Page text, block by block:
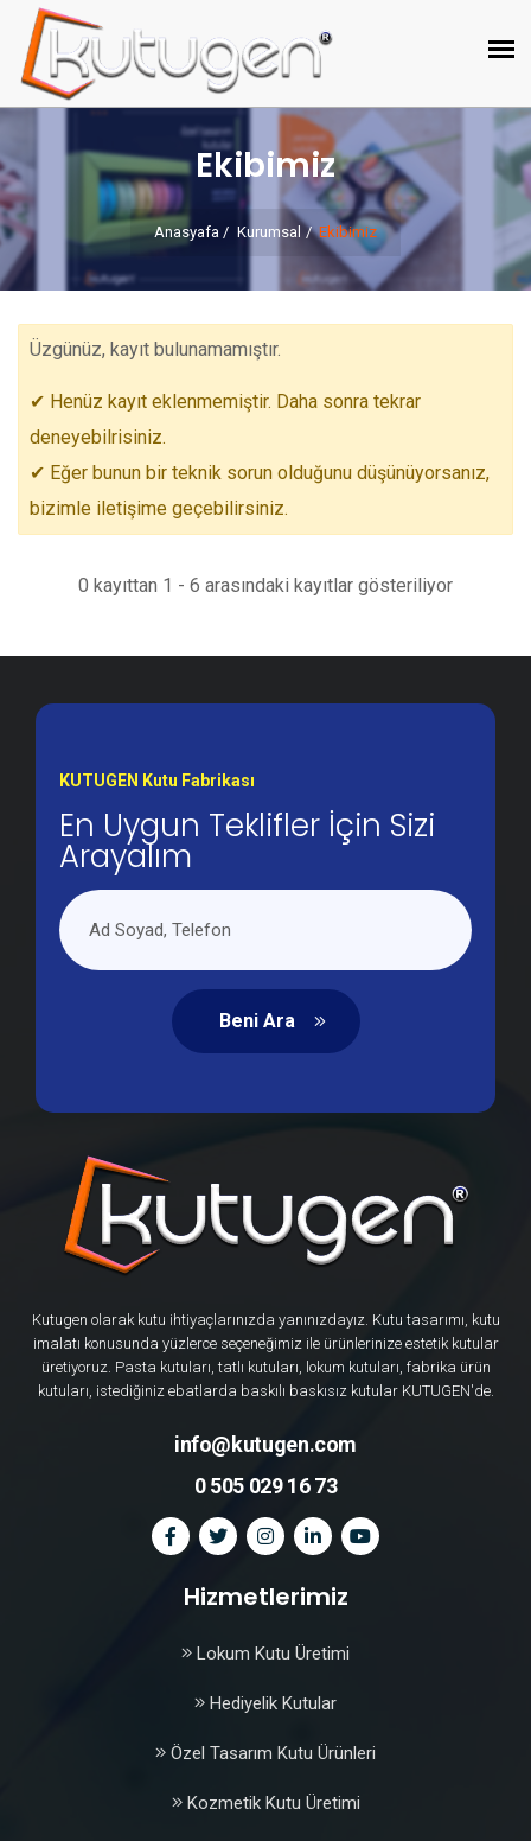
Ekibimiz
Anasyafa Kurumsal Ekibimiz
Üzgünüz, kayıt bulunamamıştır.
✔ Henüz kayıt eklenmemiştir. Daha sonra tekrar
deneyebilrisiniz.
✔ Eğer bunun bir teknik sorun olduğunu düşünüyorsanız,
bizimle iletişime geçebilirsiniz.
0 kayıttan 1 - 6 arasındaki kayıtlar gösteriliyor
KUTUGEN Kutu Fabrikası
En Uygun Teklifler İçin Sizi
Arayalım
Beni Ara
Kutugen olarak kutu ihtiyaçlarınızda yanınızdayız. Kutu tasarımı, kutu
imalatı konusunda yüzlerce seçeneğimiz ile ürünlerinize estetik kutular
üretiyoruz. Pasta kutuları, tatlı kutuları, lokum kutuları, fabrika ürün
kutuları, istediğiniz ebatlarda baskılı baskısız kutular KUTUGEN'de.
info@kutugen.com
0 505 029 16 73
Hizmetlerimiz
Lokum Kutu Üretimi
Hediyelik Kutular
Özel Tasarım Kutu Ürünleri
Kozmetik Kutu Üretimi